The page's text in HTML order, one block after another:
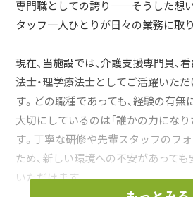
専門職としての誇り——そうした想
タッフ一人ひとりが日々の業務に取
現在、当施設では、介護支援専門員、
法士・理学療法士としてご活躍いた
す。どの職種であっても、経験の有無
大切にしているのは「誰かの力にな
す。丁寧な研修や先輩スタッフのフ
ため、新しい環境への不安があって
いただけます。